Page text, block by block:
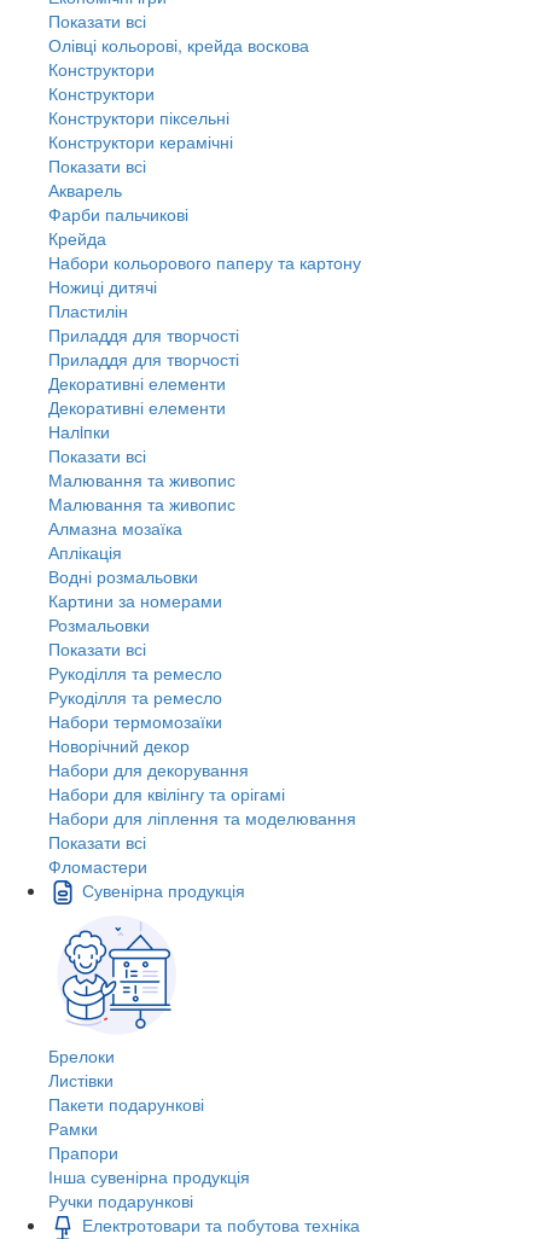
Показати всі
Олівці кольорові, крейда воскова
Конструктори
Конструктори
Конструктори піксельні
Конструктори керамічні
Показати всі
Акварель
Фарби пальчикові
Крейда
Набори кольорового паперу та картону
Ножиці дитячі
Пластилін
Приладдя для творчості
Приладдя для творчості
Декоративні елементи
Декоративні елементи
Налiпки
Показати всі
Малювання та живопис
Малювання та живопис
Алмазна мозаїка
Аплікація
Водні розмальовки
Картини за номерами
Розмальовки
Показати всі
Рукоділля та ремесло
Рукоділля та ремесло
Набори термомозаїки
Новорічний декор
Набори для декорування
Набори для квілінгу та орігамі
Набори для ліплення та моделювання
Показати всі
Фломастери
Сувенірна продукція
Брелоки
Листівки
Пакети подарункові
Рамки
Прапори
Інша сувенірна продукція
Ручки подарункові
Електротовари та побутова техніка